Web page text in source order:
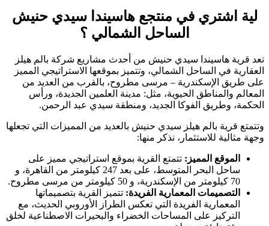
لية اشتري في منتجع هاسيندا سيدي حنيش
الساحل الشمالي ؟
تعد قرية هاسيندا سيدي حنيش من أحدث مشاريع شركة بالم هيلز
العقارية في الساحل الشمالي، وتتميز بموقعها الاستراتيجي المميز
على طريق الإسكندرية – مرسى مطروح، بالقرب من العديد من
المعالم والمناطق الحيوية، مثل: مدينة العلمين الجديدة، ورأس
الحكمة، وطريق الفوكا الجديد، ومنطقة سيدي عبد الرحمن.
وتتمتع قرية بالم هيلز سيدي حنيش بالعديد من المميزات التي تجعلها
وجهة مثالية للاستثمار، نذكر منها:
الموقع المميز: تتمتع القرية بموقع استراتيجي مميز على
ساحل البحر المتوسط، على بعد 247 كيلومتر من القاهرة، و
70 كيلومتر من الإسكندرية، و 50 كيلومتر من مرسى مطروح.
التصميمات المعمارية الفريدة: تتميز القرية بتصميماتها
المعمارية الفريدة التي تعكس الطراز الأوروبي الحديث، مع
التركيز على المساحات الخضراء والبحيرات الاصطناعية لخلق